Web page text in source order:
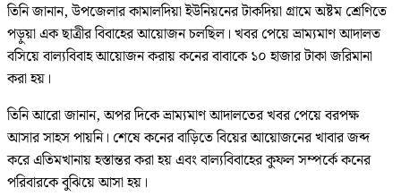
তিনি জানান, উপজেলার কামালদিয়া ইউনিয়নের টাকদিয়া গ্রামে অষ্টম শ্রেণিতে
পড়ুয়া এক ছাত্রীর বিবাহের আয়োজন চলছিল। খবর পেয়ে ভ্রাম্যমাণ আদালত
বসিয়ে বাল্যবিবাহ আয়োজন করায় কনের বাবাকে ১০ হাজার টাকা জরিমানা
করা হয়।
তিনি আরো জানান, অপর দিকে ভ্রাম্যমাণ আদালতের খবর পেয়ে বরপক্ষ
আসার সাহস পায়নি। শেষে কনের বাড়িতে বিয়ের আয়োজনের খাবার জব্দ
করে এতিমখানায় হস্তান্তর করা হয় এবং বাল্যবিবাহের কুফল সম্পর্কে কনের
পরিবারকে বুঝিয়ে আসা হয়।